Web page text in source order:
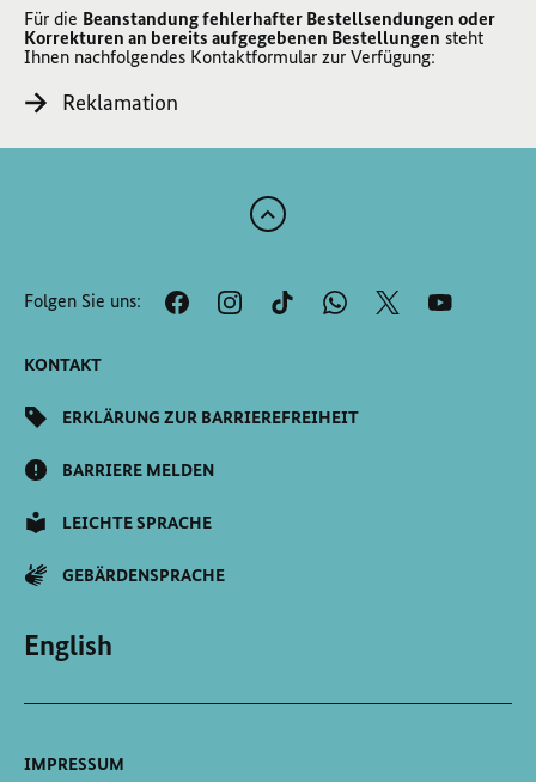
Für die Beanstandung fehlerhafter Bestellsendungen oder
Korrekturen an bereits aufgegebenen Bestellungen steht
Ihnen nachfolgendes Kontaktformular zur Verfügung:
Reklamation
Zum
der
Seite
Folgen Sie uns:
KONTAKT
ERKLÄRUNG ZUR BARRIEREFREIHEIT
BARRIERE MELDEN
LEICHTE SPRACHE
GEBÄRDENSPRACHE
English
IMPRESSUM